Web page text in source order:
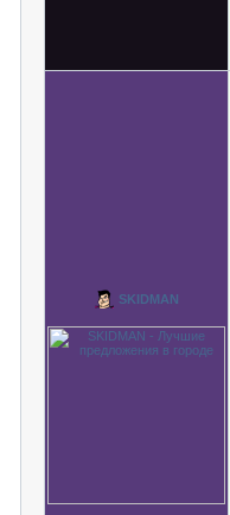
SKIDMAN